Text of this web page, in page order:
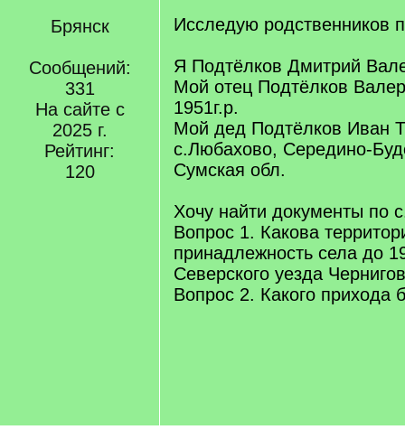
Брянск
Сообщений:
331
На сайте с
2025 г.
Рейтинг:
120
Исследую родственников
Я Подтёлков Дмитрий
Мой отец Подтёлков
1951г.р.
Мой дед Подтёлков Иван
с.Любахово, Середино-
Сумская обл.
Хочу найти документы по
Вопрос 1. Какова
принадлежность села до
Северского уезда
Вопрос 2. Какого прихода